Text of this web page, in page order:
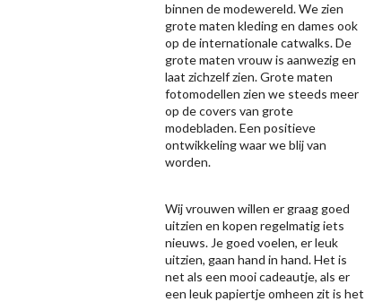
binnen de modewereld. We zien
grote maten kleding en dames ook
op de internationale catwalks. De
grote maten vrouw is aanwezig en
laat zichzelf zien. Grote maten
fotomodellen zien we steeds meer
op de covers van grote
modebladen. Een positieve
ontwikkeling waar we blij van
worden.
Wij vrouwen willen er graag goed
uitzien en kopen regelmatig iets
nieuws. Je goed voelen, er leuk
uitzien, gaan hand in hand. Het is
net als een mooi cadeautje, als er
een leuk papiertje omheen zit is het